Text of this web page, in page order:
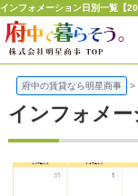
インフォメーション日別一覧【
府中の賃貸なら明星商事 >
インフォメー